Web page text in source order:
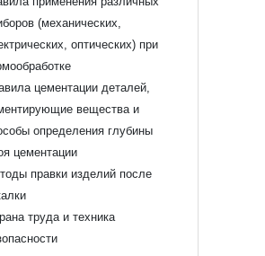
(механических,
оптических) при
цементации деталей,
вещества и
определения глубины
цементации
правки изделий после
труда и техника